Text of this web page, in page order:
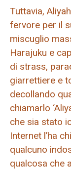
Tuttavia,
fervore per il
miscuglio
Harajuku e
di strass,
giarrettiere e
decollando
chiamarlo
che sia stato
Internet l’ha
qualcuno
qualcosa che